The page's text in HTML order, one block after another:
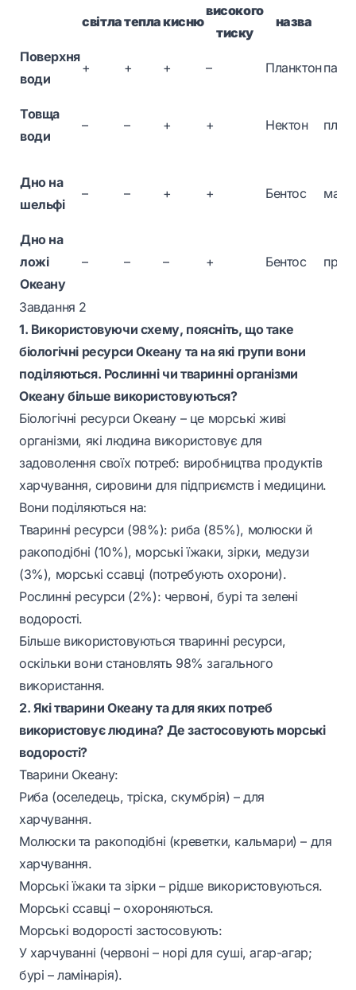
світлатеплакисню
високого
тиску
назва
Поверхня
води
+ + + – Планктон
Товща
води
– – + + Нектон
Дно на
шельфі
– – + + Бентос
Дно на
ложі
Океану
– – – + Бентос
Завдання 2
1. Використовуючи схему, поясніть, що таке
біологічні ресурси Океану та на які групи вони
поділяються. Рослинні чи тваринні організми
Океану більше використовуються?
Біологічні ресурси Океану – це морські живі
організми, які людина використовує для
задоволення своїх потреб: виробництва продуктів
харчування, сировини для підприємств і медицини.
Вони поділяються на:
Тваринні ресурси (98%): риба (85%), молюски й
ракоподібні (10%), морські їжаки, зірки, медузи
(3%), морські ссавці (потребують охорони).
Рослинні ресурси (2%): червоні, бурі та зелені
водорості.
Більше використовуються тваринні ресурси,
оскільки вони становлять 98% загального
використання.
2. Які тварини Океану та для яких потреб
використовує людина? Де застосовують морські
водорості?
Тварини Океану:
Риба (оселедець, тріска, скумбрія) – для
харчування.
Молюски та ракоподібні (креветки, кальмари) – для
харчування.
Морські їжаки та зірки – рідше використовуються.
Морські ссавці – охороняються.
Морські водорості застосовують:
У харчуванні (червоні – норі для суші, агар-агар;
бурі – ламінарія).